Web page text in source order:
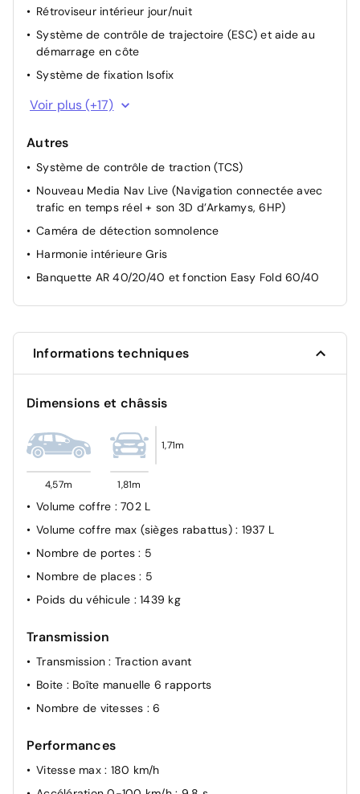
Rétroviseur intérieur jour/nuit
Système de contrôle de trajectoire (ESC) et aide au
démarrage en côte
Système de fixation Isofix
Système de freinage d'urgence avancé (piéton, deux-
roues et intersection)
Verrouillage centralisée
Vitres AR surteintées
ABS
Airbag AV conducteur et passager
Airbag passager déconnectable
Airbags latéraux AV et rideaux
Alerte franchissement de ligne et assistant maintien
automatiques
Appel SOS (E-call)
Commutation automatique feux de croisement/route
Détection de perte de pression des pneus
Frein de parking électrique
Lunette AR dégivrante
My Safety Switch (bouton de déconnexion des aides à
la conduite)
Voir plus (+17)
Autres
Système de contrôle de traction (TCS)
Nouveau Media Nav Live (Navigation connectée avec
trafic en temps réel + son 3D d’Arkamys, 6HP)
Caméra de détection somnolence
Harmonie intérieure Gris
Banquette AR 40/20/40 et fonction Easy Fold 60/40
Informations techniques
Dimensions et châssis
4,57m 1,81m
1,71m
Volume coffre : 702 L
Volume coffre max (sièges rabattus) : 1937 L
Nombre de portes: 5
Nombre de places: 5
Poids du véhicule : 1439 kg
Transmission
Transmission: Traction avant
Boite : Boîte manuelle 6 rapports
Nombre de vitesses : 6
Performances
Vitesse max : 180 km/h